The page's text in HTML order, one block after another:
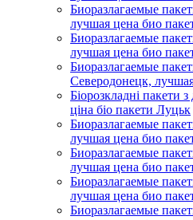
Биоразлагаемые
лучшая цена био
Биоразлагаемые
лучшая цена био
Биоразлагаемые
Северодонецк,
Біорозкладні пакети
ціна біо пакети Луцьк
Биоразлагаемые
лучшая цена био
Биоразлагаемые
лучшая цена био
Биоразлагаемые
лучшая цена био
Биоразлагаемые